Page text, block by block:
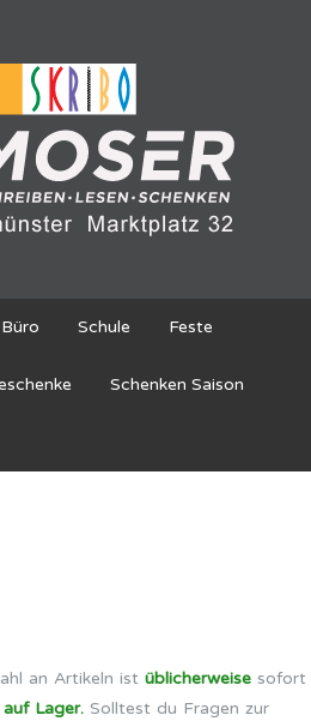
Büro Schule Feste
Schenken Saison
an Artikeln ist üblicherweise sofort
auf Lager.Solltest du Fragen zur